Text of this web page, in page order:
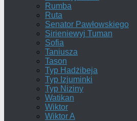
Rumba
Ruta
Senator Pawłowskiego
Sirieniewyj Tuman
Sofia
Taniusza
Tason
Typ Hadżibeja
Typ Izjuminki
Typ Niziny
Watikan
Wiktor
Wiktor A